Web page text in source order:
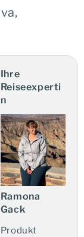
Ihre
Reiseexperti
n
Ramona
Gack
Produkt